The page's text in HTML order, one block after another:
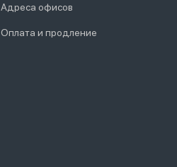
Адреса офисов
Оплата и продление